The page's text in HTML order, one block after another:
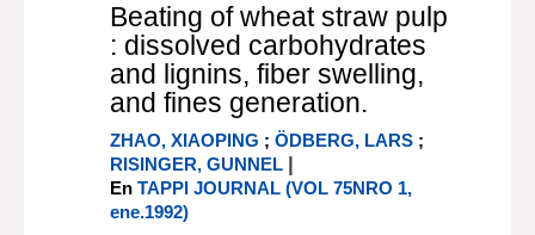
Beating of wheat straw pulp
: dissolved carbohydrates
and lignins, fiber swelling,
and fines generation.
ZHAO, XIAOPING ;ÖDBERG, LARS ;
RISINGER, GUNNEL |
EnTAPPI JOURNAL (VOL 75NRO 1,
ene.1992)